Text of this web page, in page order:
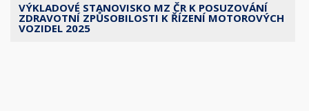
VÝKLADOVÉ STANOVISKO MZ ČR K POSUZOVÁNÍ
ZDRAVOTNÍ ZPŮSOBILOSTI K ŘÍZENÍ MOTOROVÝCH
VOZIDEL 2025